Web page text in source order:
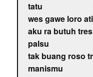
tatu
wes gawe loro
aku ra butuh
palsu
tak buang roso
manismu